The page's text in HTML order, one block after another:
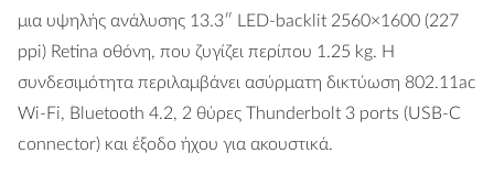
μια υψηλής ανάλυσης 13.3″ LED-backlit 2560×1600 (227
ppi) Retina οθόνη, που ζυγίζει περίπου 1.25 kg. Η
συνδεσιμότητα περιλαμβάνει ασύρματη δικτύωση 802.11ac
Wi-Fi, Bluetooth 4.2, 2 θύρες Thunderbolt 3 ports (USB-C
connector) και έξοδο ήχου για ακουστικά.